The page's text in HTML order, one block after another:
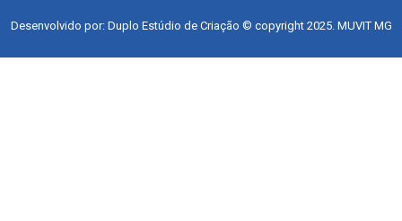
Desenvolvido por: Duplo Estúdio de Criação © copyright 2025. MUVIT MG